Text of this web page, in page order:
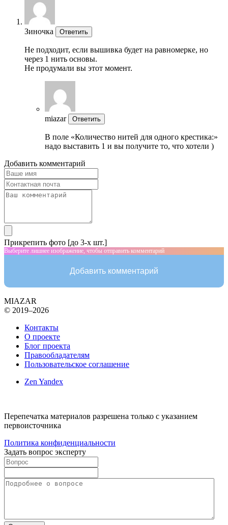
Зиночка Ответить
Не подходит, если вышивка будет на равномерке, но
через 1 нить основы.
Не продумали вы этот момент.
miazar Ответить
В поле «Количество нитей для одного крестика:»
надо выставить 1 и вы получите то, что хотели )
Добавить комментарий
Прикрепить фото [до 3-х шт.]
Выберите лишнее изображение, чтобы отправить комментарий
Добавить комментарий
MIAZAR
© 2019–2026
Контакты
О проекте
Блог проекта
Правообладателям
Пользовательское соглашение
Zen Yandex
Перепечатка материалов разрешена только с указанием
первоисточника
Политика конфиденциальности
Задать вопрос эксперту